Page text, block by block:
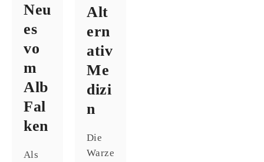
Neu
es
vo
m
Alb
Fal
ken
Als
Alt
ern
ativ
Me
dizi
n
Die
Warze